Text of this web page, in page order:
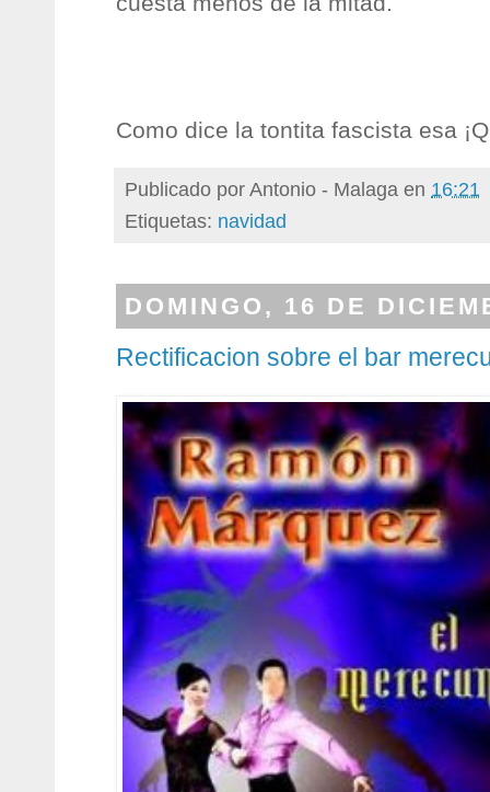
Como dice la tontita fascista esa
Publicado porAntonio - Malaga en 16:21
Etiquetas: navidad
DOMINGO, 16 DE
Rectificacion sobre el bar